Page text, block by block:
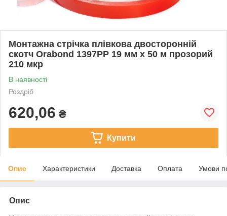
Монтажна стрічка плівкова двосторонній
скотч Orabond 1397PP 19 мм x 50 м прозорий
210 мкр
В наявності
Роздріб
620,06 ₴
Купити
Опис Характеристики Доставка Оплата Умови
Опис